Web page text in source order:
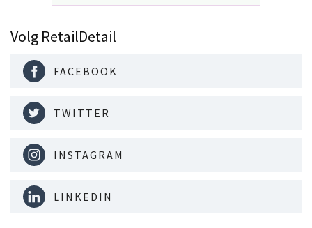
Volg RetailDetail
FACEBOOK
TWITTER
INSTAGRAM
LINKEDIN